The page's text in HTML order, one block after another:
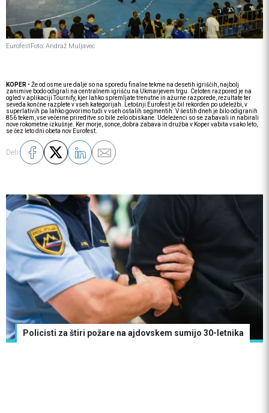
EurofestFoto: Andraž Muljavec
KOPER • Že od osme ure dalje so na sporedu finalne tekme na desetih igriščih, najbolj
zanimive bodo odigrali na centralnem igrišču na Ukmarjevem trgu. Celoten razpored je na
ogled v aplikaciji Tournify, kjer lahko spremljate trenutne in ažurne razporede, rezultate ter
seveda končne razplete v vseh kategorijah. Letošnji Eurofest je bil rekorden po udeležbi, v
superlativih pa lahko govorimo tudi v vseh ostalih segmentih. V šestih dneh je bilo odigranih
856 tekem, vse večerne prireditve so bile zelo obiskane. Udeleženci so se zabavali in nabirali
nove rokometne izkušnje. Ker morje, sonce, dobra zabava in družba v Koper vabita vsako leto,
se čez leto dni obeta nov Eurofest.
Deli:
Policisti za štiri požare na ajdovskem sumijo 30-letnika